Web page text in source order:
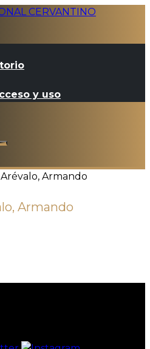
y uso
Arévalo, Armando
Armando